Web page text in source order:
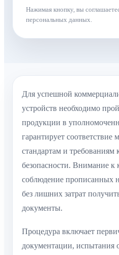
Нажимая кнопку, вы
персональных данных.
Для успешной
устройств необходимо
продукции в
гарантирует
стандартам и требованиям
безопасности. Внимание к
соблюдение прописанных
без лишних затрат
документы.
Процедура включает
документации, испытания